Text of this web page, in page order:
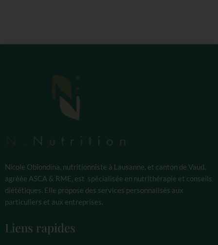
Nicole Obiondina, nutritionniste à Lausanne, et canton de Vaud,
agréée ASCA & RME, est spécialisée en nutrithérapie et conseils
diététiques. Elle propose des services personnalisés aux
particuliers et aux entreprises.
Liens rapides